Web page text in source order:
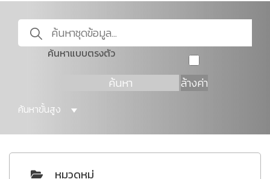
ค้นหาแบบตรงตัว
ค้นหา ล้างค่า
ค้นหาขั้นสูง
หมวดหมู่